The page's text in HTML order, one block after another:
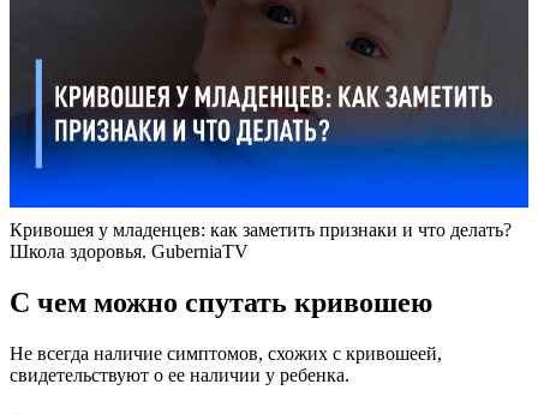
Кривошея у младенцев: как заметить признаки и что делать?
Школа здоровья. GuberniaTV
С чем можно спутать кривошею
Не всегда наличие симптомов, схожих с кривошеей,
свидетельствуют о ее наличии у ребенка.